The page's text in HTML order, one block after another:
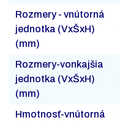
Rozmery - vnútorná
jednotka (VxŠxH)
(mm)
Rozmery-vonkajšia
jednotka (VxŠxH)
(mm)
Hmotnosť-vnútorná